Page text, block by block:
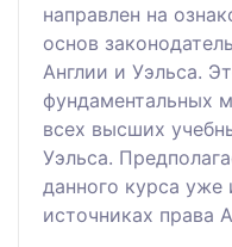
направлен на
основ
Англии и Уэльса.
фундаментальных
всех высших
Уэльса.
данного курса
источниках права